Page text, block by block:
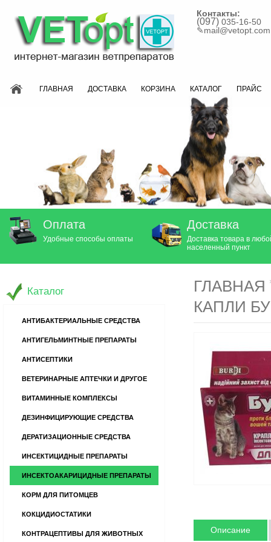
Контакты:
(097) 035-16-50
✎mail@vetopt.com
ГЛАВНАЯ ДОСТАВКА КОРЗИНА КАТАЛОГ ПРАЙС
Оплата
Удобные способы оплаты
Доставка
Доставка товара в
населенный пункт
ГЛАВНАЯ
КАПЛИ
Описание
Каталог
АНТИБАКТЕРИАЛЬНЫЕ СРЕДСТВА
АНТИГЕЛЬМИНТНЫЕ ПРЕПАРАТЫ
АНТИСЕПТИКИ
ВЕТЕРИНАРНЫЕ АПТЕЧКИ И ДРУГОЕ
ВИТАМИННЫЕ КОМПЛЕКСЫ
ДЕЗИНФИЦИРУЮЩИЕ СРЕДСТВА
ДЕРАТИЗАЦИОННЫЕ СРЕДСТВА
ИНСЕКТИЦИДНЫЕ ПРЕПАРАТЫ
ИНСЕКТОАКАРИЦИДНЫЕ ПРЕПАРАТЫ
КОРМ ДЛЯ ПИТОМЦЕВ
КОКЦИДИОСТАТИКИ
КОНТРАЦЕПТИВЫ ДЛЯ ЖИВОТНЫХ